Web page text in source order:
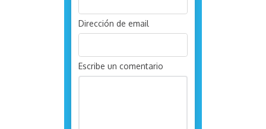
Dirección de email
Escribe un comentario